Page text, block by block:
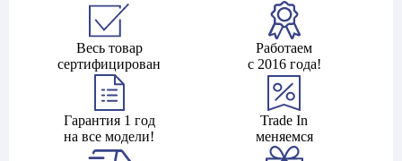
Весь товар
сертифицирован
Работаем
с 2016 года!
Гарантия 1 год
на все модели!
Trade In
меняемся